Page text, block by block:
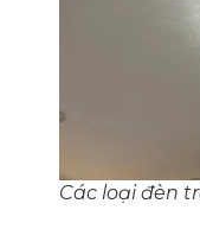
Các loại đèn